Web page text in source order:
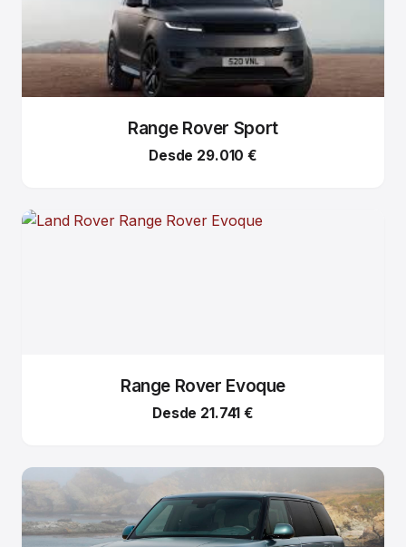
Range Rover Sport
Desde 29.010 €
Range Rover Evoque
Desde 21.741 €